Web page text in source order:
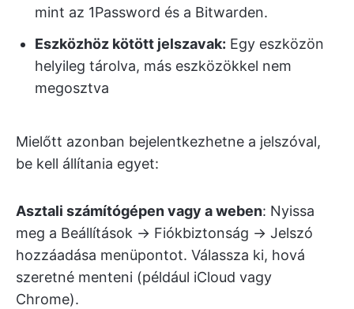
mint az 1Password és a Bitwarden.
Eszközhöz kötött jelszavak: Egy eszközön
helyileg tárolva, más eszközökkel nem
megosztva
Mielőtt azonban bejelentkezhetne a jelszóval,
be kell állítania egyet:
Asztali számítógépen vagy a weben: Nyissa
meg a Beállítások → Fiókbiztonság → Jelszó
hozzáadása menüpontot. Válassza ki, hová
szeretné menteni (például iCloud vagy
Chrome).